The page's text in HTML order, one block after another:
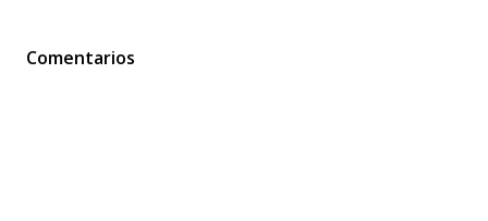
Comentarios